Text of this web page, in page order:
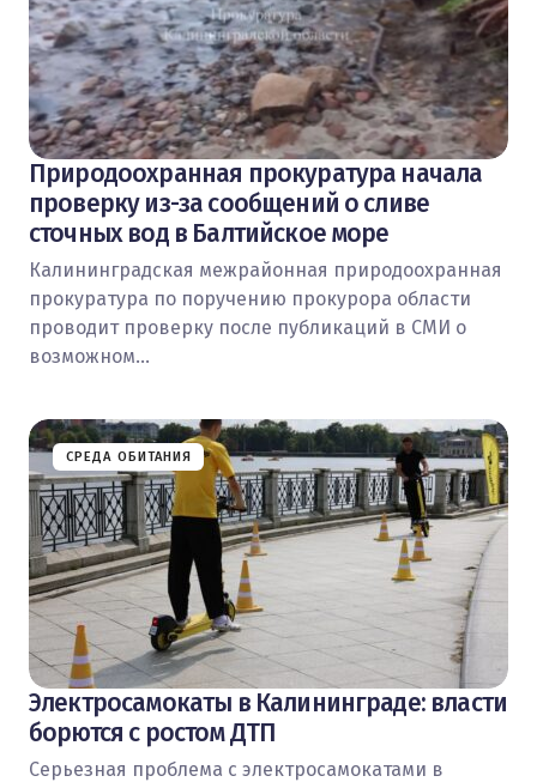
Природоохранная прокуратура начала
проверку из-за сообщений о сливе
сточных вод в Балтийское море
Калининградская межрайонная природоохранная
прокуратура по поручению прокурора области
проводит проверку после публикаций в СМИ о
возможном…
СРЕДА ОБИТАНИЯ
Электросамокаты в Калининграде: власти
борются с ростом ДТП
Серьезная проблема с электросамокатами в